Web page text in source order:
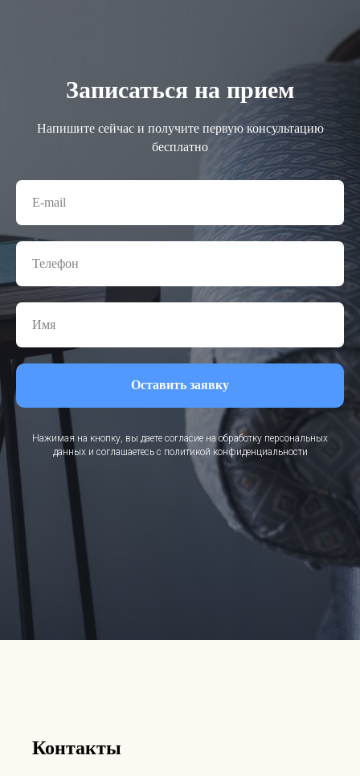
Записаться на прием
Напишите сейчас и получите первую консультацию
бесплатно
Оставить заявку
Нажимая на кнопку, вы даете согласие на обработку персональных
данных и соглашаетесь c политикой конфиденциальности
Контакты